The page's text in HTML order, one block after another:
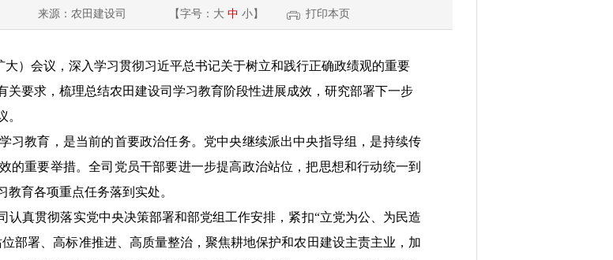
来源：农田建设司 【字号： 大 中 小】 打印本页
）会议，深入学习贯彻习近平总书记关于树立和践行正确政绩观的重要
关要求，梳理总结农田建设司学习教育阶段性进展成效，研究部署下一步
。
习教育，是当前的首要政治任务。党中央继续派出中央指导组，是持续传
的重要举措。全司党员干部要进一步提高政治站位，把思想和行动统一到
教育各项重点任务落到实处。
认真贯彻落实党中央决策部署和部党组工作安排，紧扣“立党为公、为民造
部署、高标准推进、高质量整治，聚焦耕地保护和农田建设主责主业，加